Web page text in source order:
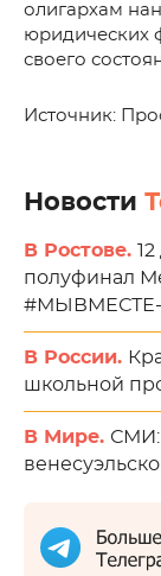
олигархам
юридических
своего
Источник:
Новости
В Ростове.
полуфинал
#МЫВМЕСТЕ-
В России.
школьной
В Мире. СМИ: